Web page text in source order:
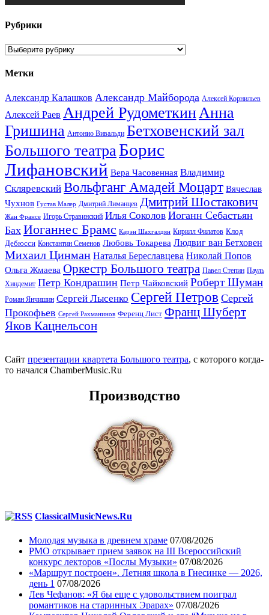
Рубрики
Рубрики
Метки
Александр Калашков Александр Майборода Алексей Корнильев
Алексей Раев Андрей РудометкинАнна
Гришина Антонио Вивальди Бетховенский зал
Большого театраБорис
Лифановский Вера Часовенная Владимир
Скляревский Вольфганг Амадей Моцарт Вячеслав
Чухнов Густав Малер Дмитрий Лиманцев Дмитрий Шостакович
Жан Франсе Игорь Стравинский Илья Соколов Иоганн Себастьян
Бах Иоганнес Брамс Карэн Шахгалдян Кирилл Филатов Клод
Дебюсси Константин Семенов Любовь Токарева Людвиг ван Бетховен
Михаил Цинман Наталья Береславцева Николай Попов
Ольга Жмаева Оркестр Большого театра Павел Степин Пауль
Хиндемит Петр Кондрашин Петр Чайковский Роберт Шуман
Роман Янчишин Сергей Лысенко Сергей Петров Сергей
Прокофьев Сергей Рахманинов Ференц Лист Франц Шуберт
Яков Кацнельсон
Сайт презентации квартета Большого театра, с которого когда-
то начался ChamberMusic.Ru
Производство
ClassicalMusicNews.Ru
Молодая музыка в древнем храме 07/08/2026
РМО открывает прием заявок на III Всероссийский
конкурс лекторов «Послы Музыки» 07/08/2026
«Маршрут построен». Летняя школа в Гнесинке — 2026,
день 1 07/08/2026
Лев Чефанов: «Я бы еще с удовольствием поиграл
романтиков на старинных Эрарах» 07/08/2026